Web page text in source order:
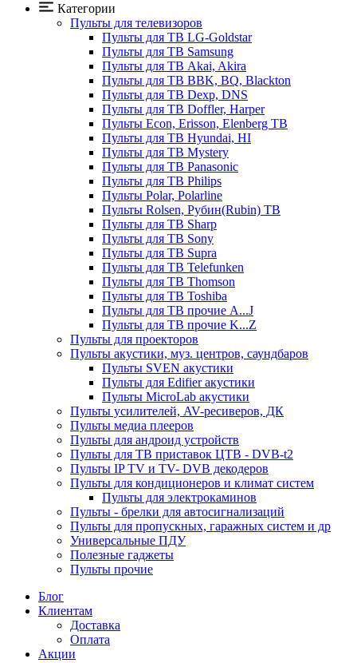
Категории
Пульты для телевизоров
Пульты для ТВ LG-Goldstar
Пульты для ТВ Samsung
Пульты для ТВ Akai, Akira
Пульты для ТВ BBK, BQ, Blackton
Пульты для ТВ Dexp, DNS
Пульты для ТВ Doffler, Harper
Пульты Econ, Erisson, Elenberg ТВ
Пульты для ТВ Hyundai, HI
Пульты для ТВ Mystery
Пульты для ТВ Panasonic
Пульты для ТВ Philips
Пульты Polar, Polarline
Пульты Rolsen, Рубин(Rubin) ТВ
Пульты для ТВ Sharp
Пульты для ТВ Sony
Пульты для ТВ Supra
Пульты для ТВ Telefunken
Пульты для ТВ Thomson
Пульты для ТВ Toshiba
Пульты для ТВ прочие A...J
Пульты для ТВ прочие K...Z
Пульты для проекторов
Пульты акустики, муз. центров, саундбаров
Пульты SVEN акустики
Пульты для Edifier акустики
Пульты MicroLab акустики
Пульты усилителей, AV-ресиверов, ДК
Пульты медиа плееров
Пульты для андроид устройств
Пульты для ТВ приставок ЦТВ - DVB-t2
Пульты IP TV и TV- DVB декодеров
Пульты для кондиционеров и климат систем
Пульты для электрокаминов
Пульты - брелки для автосигнализаций
Пульты для пропускных, гаражных систем и др
Универсальные ПДУ
Полезные гаджеты
Пульты прочие
Блог
Клиентам
Доставка
Оплата
Акции